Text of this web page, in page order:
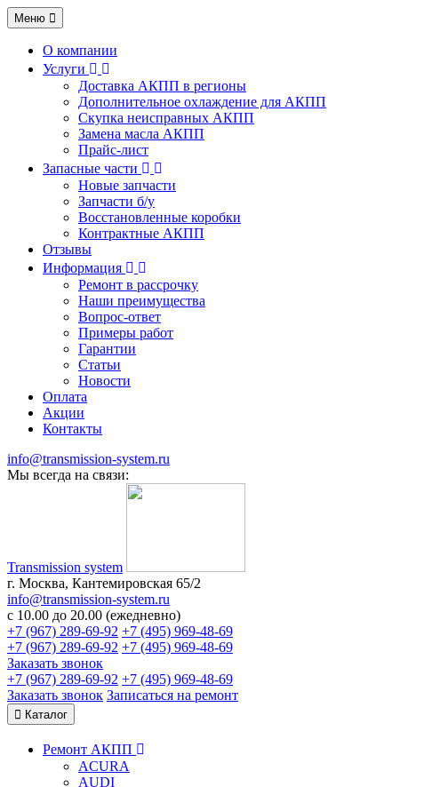
Меню
О компании
Услуги
Доставка АКПП в регионы
Дополнительное охлаждение для АКПП
Скупка неисправных АКПП
Замена масла АКПП
Прайс-лист
Запасные части
Новые запчасти
Запчасти б/у
Восстановленные коробки
Контрактные АКПП
Отзывы
Информация
Ремонт в рассрочку
Наши преимущества
Вопрос-ответ
Примеры работ
Гарантии
Статьи
Новости
Оплата
Акции
Контакты
info@transmission-system.ru
Мы всегда на связи:
Transmission system
г. Москва, Кантемировская 65/2
info@transmission-system.ru
с 10.00 до 20.00 (ежедневно)
+7 (967) 289-69-92 +7 (495) 969-48-69
+7 (967) 289-69-92 +7 (495) 969-48-69
Заказать звонок
+7 (967) 289-69-92 +7 (495) 969-48-69
Заказать звонок Записаться на ремонт
Каталог
Ремонт АКПП
ACURA
AUDI